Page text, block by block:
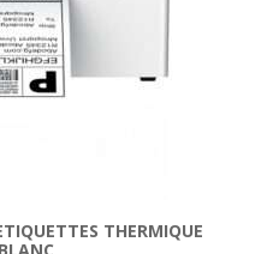
THERMIQUE